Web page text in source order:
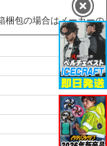
梱包の場合はメーカーの